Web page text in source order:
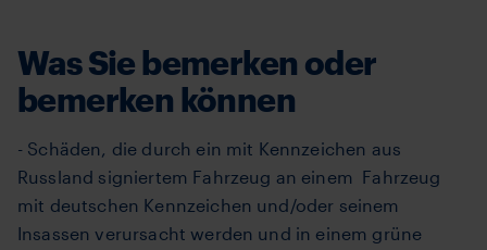
Was Sie bemerken oder
bemerken können
- Schäden, die durch ein mit Kennzeichen aus
Russland signiertem Fahrzeug an einem Fahrzeug
mit deutschen Kennzeichen und/oder seinem
Insassen verursacht werden und in einem grüne